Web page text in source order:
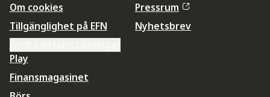
Om cookies
Tillgänglighet på EFN
Pressrum
Nyhetsbrev
Play
Finansmagasinet